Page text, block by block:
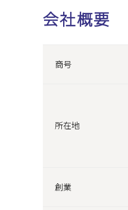
会社概要
商号
所在地
創業